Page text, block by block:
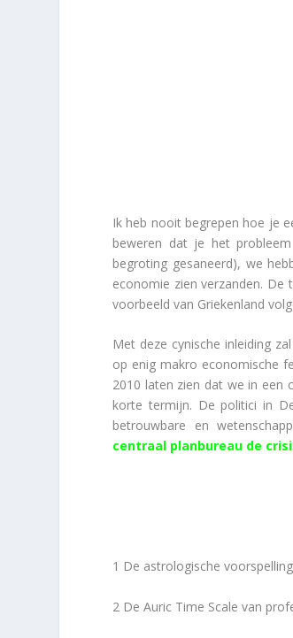
Ik heb nooit begrepen hoe je
beweren dat je het
begroting gesaneerd), we
economie zien verzanden. De
voorbeeld van Griekenland
Met deze cynische inleiding
op enig makro economische
2010 laten zien dat we in een
korte termijn. De politici in
betrouwbare en
centraal planbureau de
1 De astrologische
2 De Auric Time Scale van